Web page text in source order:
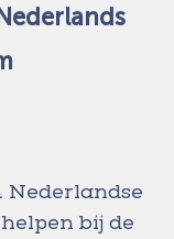
Nederlandse
bij de